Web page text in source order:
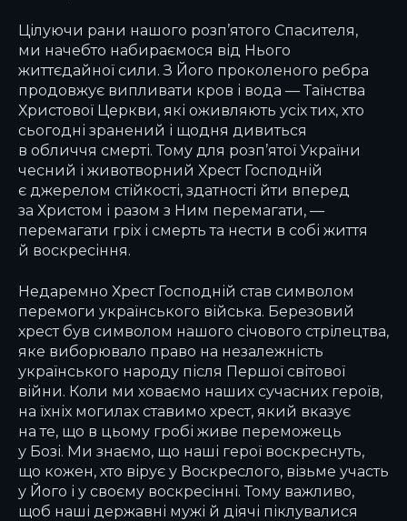
Цілуючи рани нашого розп’ятого Спасителя,
ми начебто набираємося від Нього
життєдайної сили. З Його проколеного ребра
продовжує випливати кров і вода — Таїнства
Христової Церкви, які оживляють усіх тих, хто
сьогодні зранений і щодня дивиться
в обличчя смерті. Тому для розп’ятої України
чесний і животворний Хрест Господній
є джерелом стійкості, здатності йти вперед
за Христом і разом з Ним перемагати, —
перемагати гріх і смерть та нести в собі життя
й воскресіння.
Недаремно Хрест Господній став символом
перемоги українського війська. Березовий
хрест був символом нашого січового стрілецтва,
яке виборювало право на незалежність
українського народу після Першої світової
війни. Коли ми ховаємо наших сучасних героїв,
на їхніх могилах ставимо хрест, який вказує
на те, що в цьому гробі живе переможець
у Бозі. Ми знаємо, що наші герої воскреснуть,
що кожен, хто вірує у Воскреслого, візьме участь
у Його і у своєму воскресінні. Тому важливо,
щоб наші державні мужі й діячі піклувалися